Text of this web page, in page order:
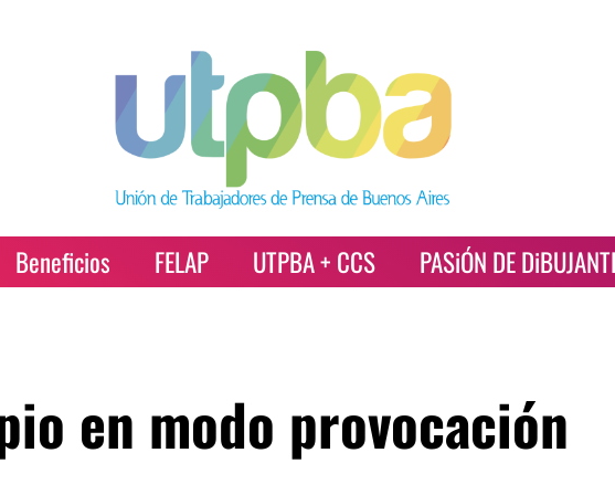
Beneficios FELAP UTPBA + CCS PASiÓN DE
en modo provocación